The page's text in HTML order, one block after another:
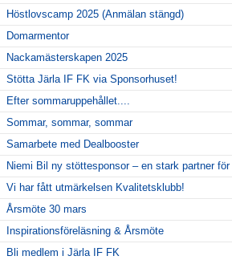
Höstlovscamp 2025 (Anmälan stängd)
Domarmentor
Nackamästerskapen 2025
Stötta Järla IF FK via Sponsorhuset!
Efter sommaruppehållet....
Sommar, sommar, sommar
Samarbete med Dealbooster
Niemi Bil ny stöttesponsor – en stark partner för
Vi har fått utmärkelsen Kvalitetsklubb!
Årsmöte 30 mars
Inspirationsföreläsning & Årsmöte
Bli medlem i Järla IF FK